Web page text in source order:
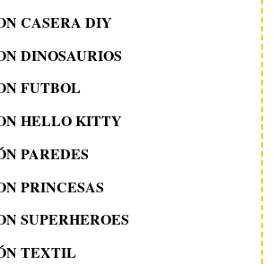
CASERA DIY
DINOSAURIOS
FUTBOL
HELLO KITTY
PAREDES
PRINCESAS
SUPERHEROES
TEXTIL